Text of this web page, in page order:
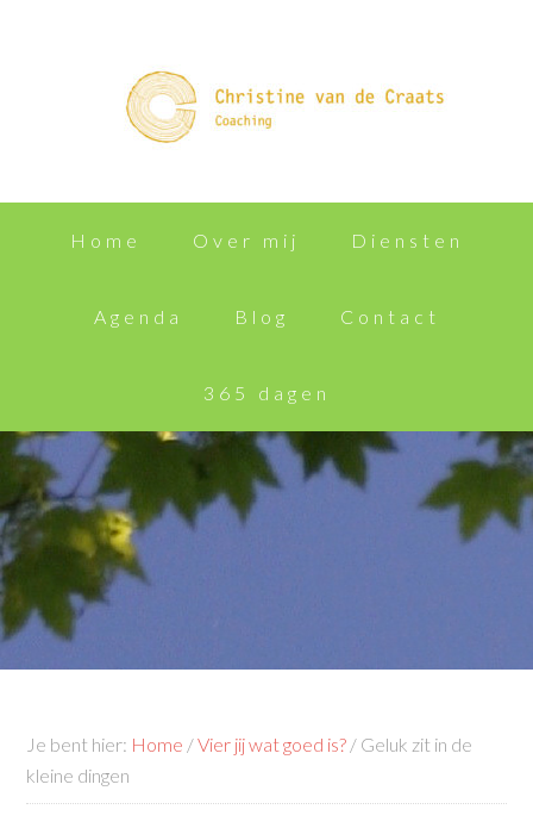
Home Over mij Diensten
Agenda Blog Contact
365 dagen
Je bent hier: Home /Vier jij wat goed is? / Geluk zit in de
kleine dingen